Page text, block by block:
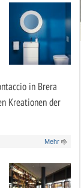
in Brera
Kreationen der
Mehr